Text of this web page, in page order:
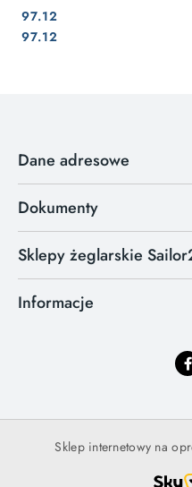
Cena:
97.12
Cena:
97.12
Dane adresowe
Dokumenty
Sklepy żeglarskie
Informacje
Sklep internetowy na